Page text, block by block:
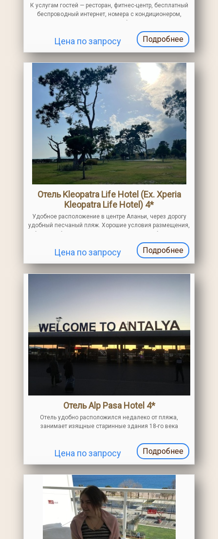
К услугам гостей — ресторан, фитнес-центр, бесплатный
беспроводный интернет, номера с кондиционером,
галечный пляж находится в 200 м от отеля
Цена по запросу Подробнее
Отель Kleopatra Life Hotel (Ex. Xperia
Kleopatra Life Hotel) 4*
Удобное расположение в центре Аланьи, через дорогу
удобный песчаный пляж. Хорошие условия размещения,
бюджетного отдыха, семейного отпуска
Цена по запросу Подробнее
Отель Alp Pasa Hotel 4*
Отель удобно расположился недалеко от пляжа,
занимает изящные старинные здания 18-го века
качеству обслуживание. Неплохой вариант для
пляжного отдыха всей семьёй
Цена по запросу Подробнее